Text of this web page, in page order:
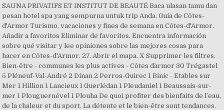
SAUNA PRIVATIFS ET INSTITUT DE BEAUTÉ Baca ulasan tamu dan
pesan hotel spa yang sempurna untuk trip Anda. Guía de Côtes-
d'Armor Turismo, vacaciones y fines de semana en Côtes-d'Armor.
Añadir a favoritos Eliminar de favoritos. Encuentra información
sobre qué visitar y lee opiniones sobre las mejores cosas para
hacer en Côtes-d'Armor. 27. Abrir el mapa. X Supprimer les filtres.
Bien-être - communes les plus actives - Côtes d´armor 30 Trégastel
5 Pléneuf-Val-André 2 Dinan 2 Perros-Guirec 1 Binic - Etables sur
Mer 1 Hillion 1 Lancieux 1 Guerlédan 1 Pleudaniel 1 Beaussais-sur-
mer 1 Plouguernével 1 Plouha De quoi profiter des bienfaits de l’eau,
de la chaleur et du sport. La détente et le bien-être sont tendances.